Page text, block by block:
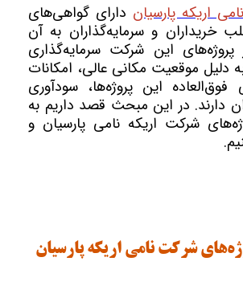
اریکه پارسیان دارای گواهی‌های
خریداران و سرمایه‌گذاران به آن
پروژه‌های این شرکت سرمایه‌گذاری
دلیل موقعیت مکانی عالی، امکانات
این پروژه‌ها، سودآوری
دارند. در این مبحث قصد داریم به
شرکت اریکه نامی پارسیان و
شرکت نامی اریکه پارسیان